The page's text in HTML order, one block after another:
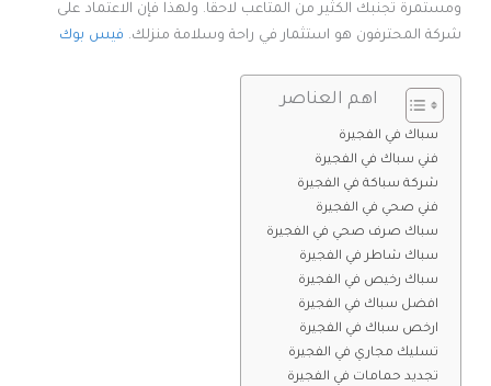
ومستمرة تُجنبك الكثير من المتاعب لاحقًا. ولهذا فإن الاعتماد على
شركة المحترفون هو استثمار في راحة وسلامة منزلك. فيس بوك
اهم العناصر
سباك في الفجيرة
فني سباك في الفجيرة
شركة سباكة في الفجيرة
فني صحي في الفجيرة
سباك صرف صحي في الفجيرة
سباك شاطر في الفجيرة
سباك رخيص في الفجيرة
افضل سباك في الفجيرة
ارخص سباك في الفجيرة
تسليك مجاري في الفجيرة
تجديد حمامات في الفجيرة